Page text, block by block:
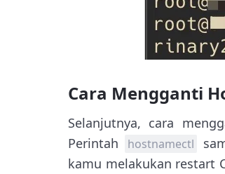
Cara Mengganti
Selanjutnya, cara
Perintah
hostnamectl
kamu melakukan restart